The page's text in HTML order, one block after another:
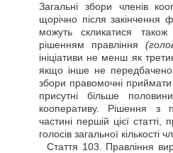
Загальні збори членів
щорічно після закінчення
можуть скликатися
рішенням правління
ініціативи не менш як
якщо інше не передбачено
збори правомочні
присутні більше
кооперативу. Рішення з
частині першій цієї
голосів загальної кількості
Стаття 103. Правління